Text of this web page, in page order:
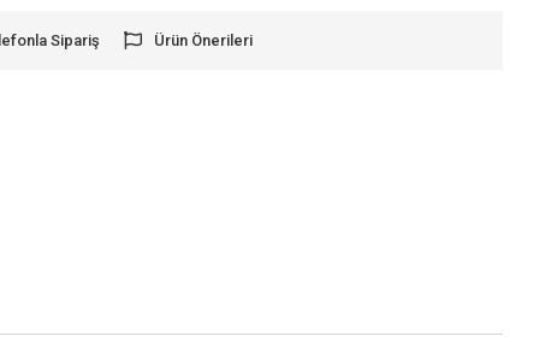
Sipariş Ürün Önerileri